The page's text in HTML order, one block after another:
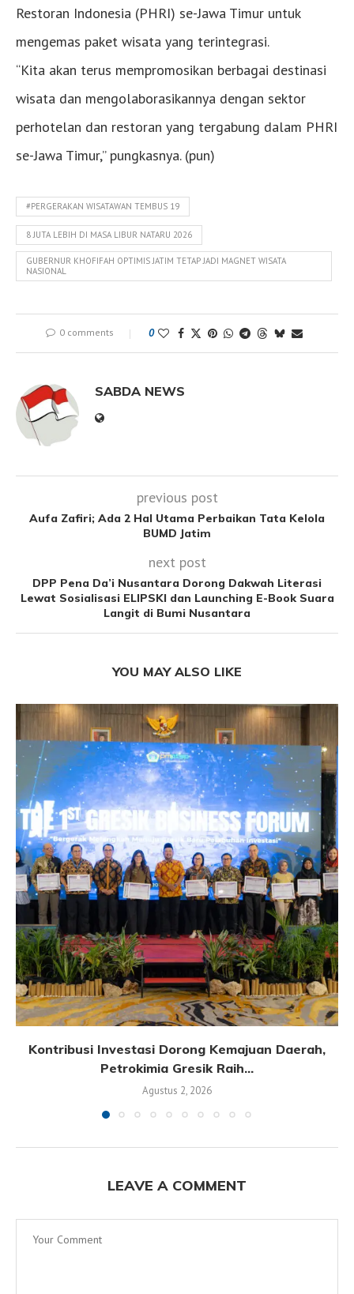
Restoran Indonesia (PHRI) se-Jawa Timur untuk
mengemas paket wisata yang terintegrasi.
“Kita akan terus mempromosikan berbagai destinasi
wisata dan mengolaborasikannya dengan sektor
perhotelan dan restoran yang tergabung dalam PHRI
se-Jawa Timur,” pungkasnya. (pun)
#PERGERAKAN WISATAWAN TEMBUS 19
8 JUTA LEBIH DI MASA LIBUR NATARU 2026
GUBERNUR KHOFIFAH OPTIMIS JATIM TETAP JADI MAGNET WISATA
NASIONAL
0 comments 0
SABDA NEWS
previous post
Aufa Zafiri; Ada 2 Hal Utama Perbaikan Tata Kelola
BUMD Jatim
next post
DPP Pena Da’i Nusantara Dorong Dakwah Literasi
Lewat Sosialisasi ELIPSKI dan Launching E-Book Suara
Langit di Bumi Nusantara
YOU MAY ALSO LIKE
Kontribusi Investasi Dorong Kemajuan Daerah,
Petrokimia Gresik Raih...
Agustus 2, 2026
LEAVE A COMMENT